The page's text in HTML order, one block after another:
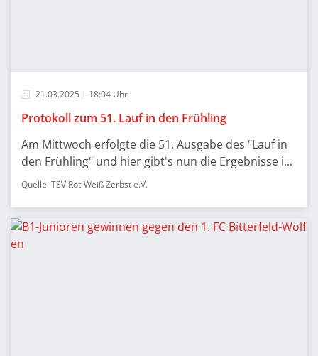
21.03.2025 | 18:04 Uhr
Protokoll zum 51. Lauf in den Frühling
Am Mittwoch erfolgte die 51. Ausgabe des "Lauf in
den Frühling" und hier gibt's nun die Ergebnisse i...
Quelle: TSV Rot-Weiß Zerbst e.V.